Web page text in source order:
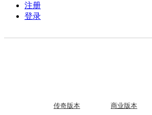
注册
登录
传奇版本
商业版本